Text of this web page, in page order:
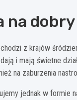
na
z krajów
i mają świetne
na zaburzenia
jednak w formie